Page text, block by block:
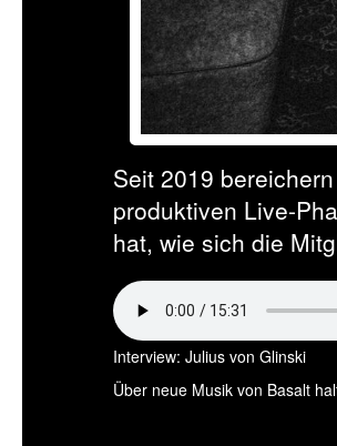
Seit 2019
produktiven Live-
hat, wie sich die
Interview: Julius von Glinski
Über neue Musik von Basalt